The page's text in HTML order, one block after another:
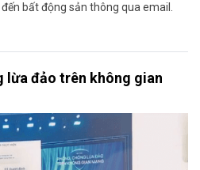
bất động sản thông qua email.
lừa đảo trên không gian